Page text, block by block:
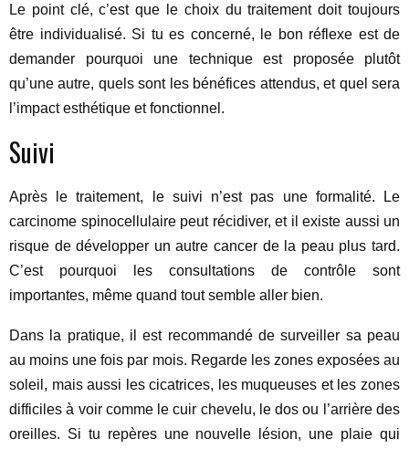
Le point clé, c’est que le choix du traitement doit toujours
être individualisé. Si tu es concerné, le bon réflexe est de
demander pourquoi une technique est proposée plutôt
qu’une autre, quels sont les bénéfices attendus, et quel sera
l’impact esthétique et fonctionnel.
Suivi
Après le traitement, le suivi n’est pas une formalité. Le
carcinome spinocellulaire peut récidiver, et il existe aussi un
risque de développer un autre cancer de la peau plus tard.
C’est pourquoi les consultations de contrôle sont
importantes, même quand tout semble aller bien.
Dans la pratique, il est recommandé de surveiller sa peau
au moins une fois par mois. Regarde les zones exposées au
soleil, mais aussi les cicatrices, les muqueuses et les zones
difficiles à voir comme le cuir chevelu, le dos ou l’arrière des
oreilles. Si tu repères une nouvelle lésion, une plaie qui